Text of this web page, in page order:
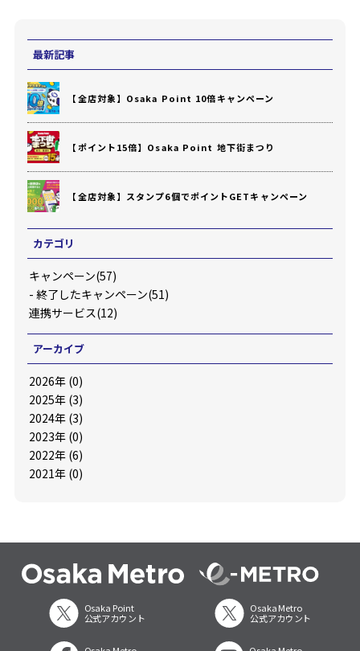
最新記事
【全店対象】Osaka Point 10倍キャンペーン
【ポイント15倍】Osaka Point 地下街まつり
【全店対象】スタンプ6個でポイントGETキャンペーン
カテゴリ
キャンペーン(57)
-終了したキャンペーン(51)
連携サービス(12)
アーカイブ
2026年 (0)
2025年 (3)
2024年 (3)
2023年 (0)
2022年 (6)
2021年 (0)
Osaka Point
公式アカウント
Osaka Metro
公式アカウント